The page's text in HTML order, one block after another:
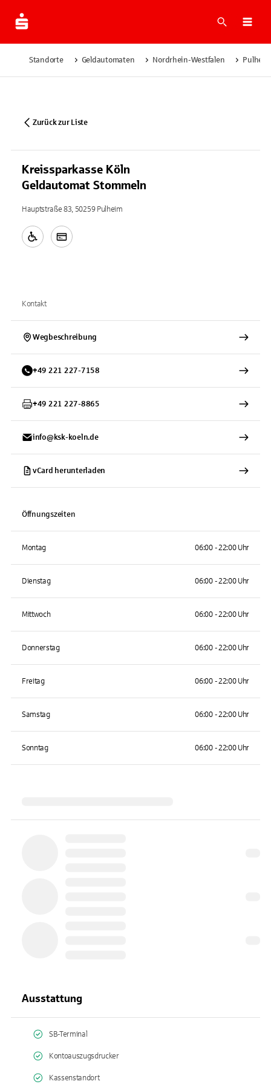
Suche
Standorte Geldautomaten Nordrhein-Westfalen Pulheim
Zurück zur Liste
Kreissparkasse Köln
Geldautomat Stommeln
Hauptstraße 83, 50259 Pulheim
Kontakt
Wegbeschreibung
+49 221 227-7158
+49 221 227-8865
info@ksk-koeln.de
vCard herunterladen
Öffnungszeiten
Montag 06:00 - 22:00 Uhr
Dienstag 06:00 - 22:00 Uhr
Mittwoch 06:00 - 22:00 Uhr
Donnerstag 06:00 - 22:00 Uhr
Freitag 06:00 - 22:00 Uhr
Samstag 06:00 - 22:00 Uhr
Sonntag 06:00 - 22:00 Uhr
Ausstattung
SB-Terminal
Kontoauszugsdrucker
Kassenstandort